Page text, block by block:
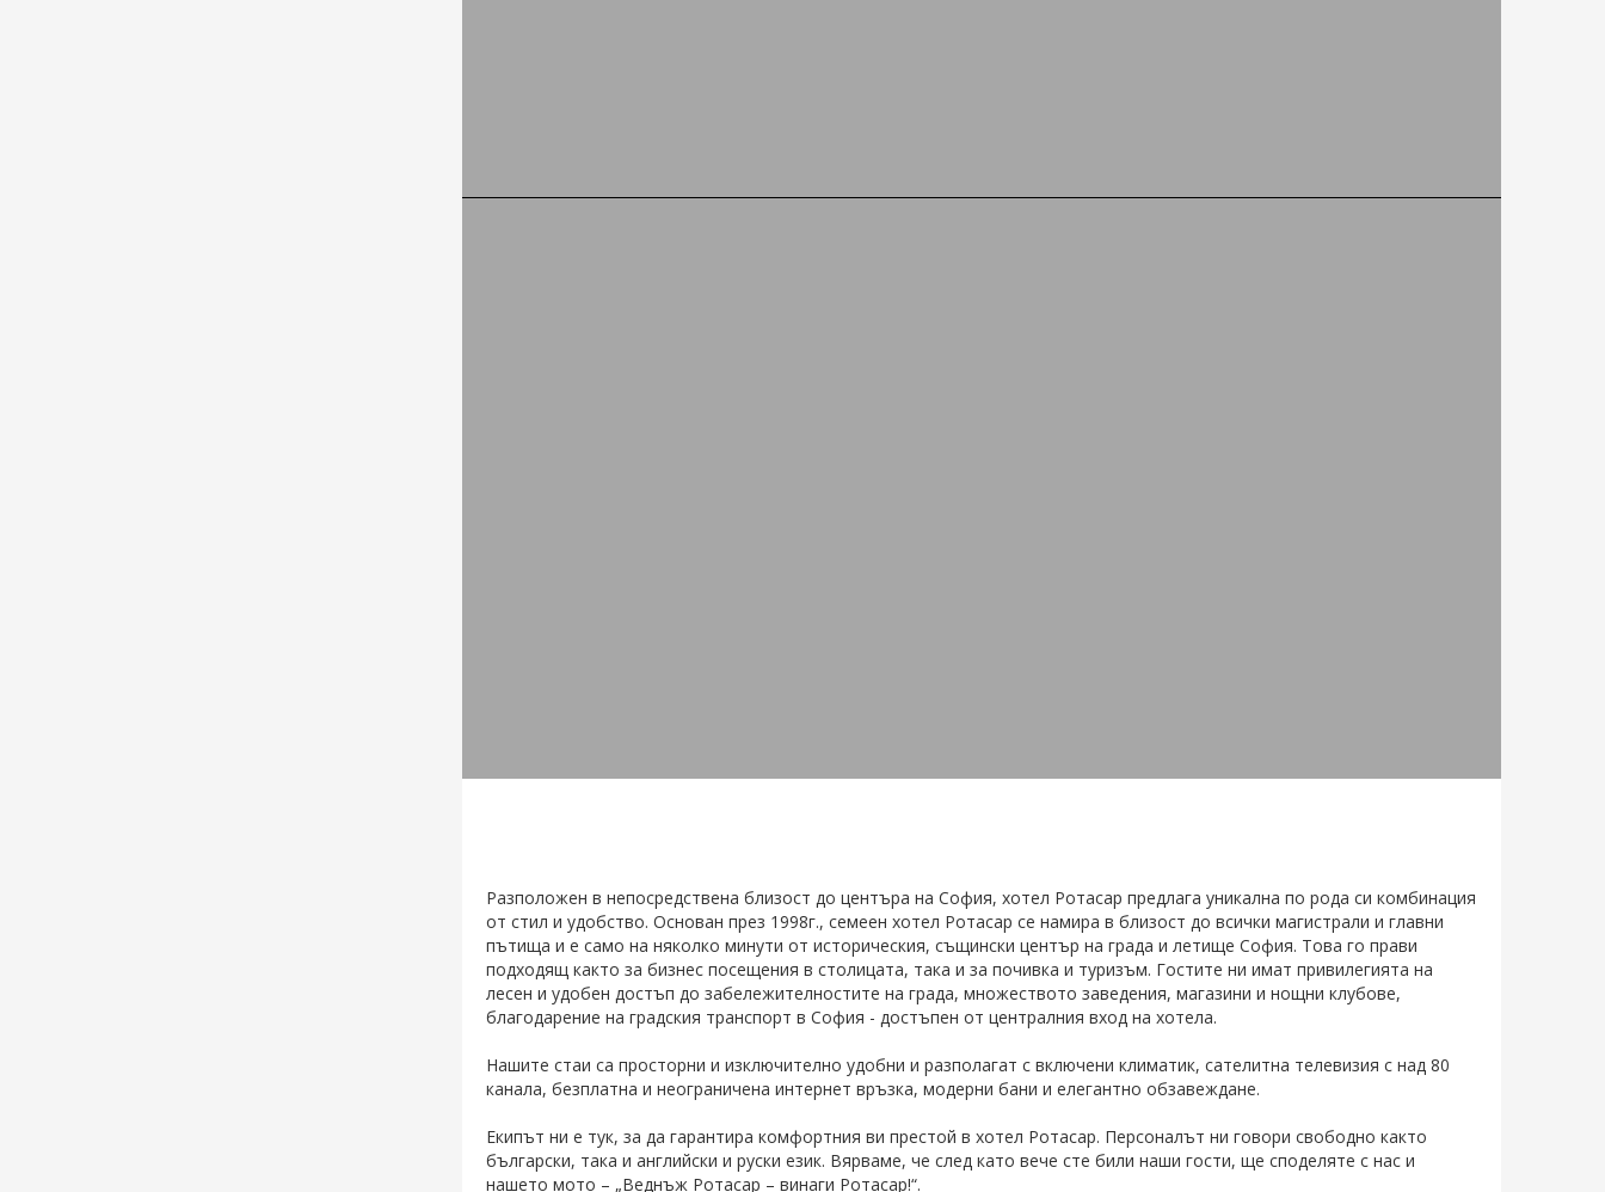
Разположен в непосредствена близост до центъра на София, хотел Ротасар предлага уникална по рода си комбинация
от стил и удобство. Основан през 1998г., семеен хотел Ротасар се намира в близост до всички магистрали и главни
пътища и е само на няколко минути от историческия, същински център на града и летище София. Това го прави
подходящ както за бизнес посещения в столицата, така и за почивка и туризъм. Гостите ни имат привилегията на
лесен и удобен достъп до забележителностите на града, множеството заведения, магазини и нощни клубове,
благодарение на градския транспорт в София - достъпен от централния вход на хотела.
Нашите стаи са просторни и изключително удобни и разполагат с включени климатик, сателитна телевизия с над 80
канала, безплатна и неограничена интернет връзка, модерни бани и елегантно обзавеждане.
Екипът ни е тук, за да гарантира комфортния ви престой в хотел Ротасар. Персоналът ни говори свободно както
български, така и английски и руски език. Вярваме, че след като вече сте били наши гости, ще споделяте с нас и
нашето мото – „Веднъж Ротасар – винаги Ротасар!“.